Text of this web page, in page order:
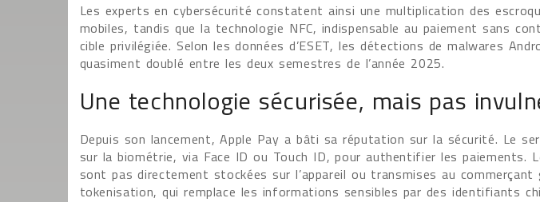
Les experts en cybersécurité constatent ainsi une multiplication des
mobiles, tandis que la technologie NFC, indispensable au paiement sans
cible privilégiée. Selon les données d’ESET, les détections de malwares
quasiment doublé entre les deux semestres de l’année 2025.
Une technologie sécurisée, mais pas
Depuis son lancement, Apple Pay a bâti sa réputation sur la sécurité. Le
sur la biométrie, via Face ID ou Touch ID, pour authentifier les paiements.
sont pas directement stockées sur l’appareil ou transmises au
tokenisation, qui remplace les informations sensibles par des identifiants